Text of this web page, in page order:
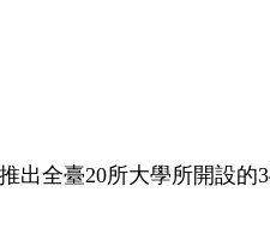
出全臺20所大學所開設